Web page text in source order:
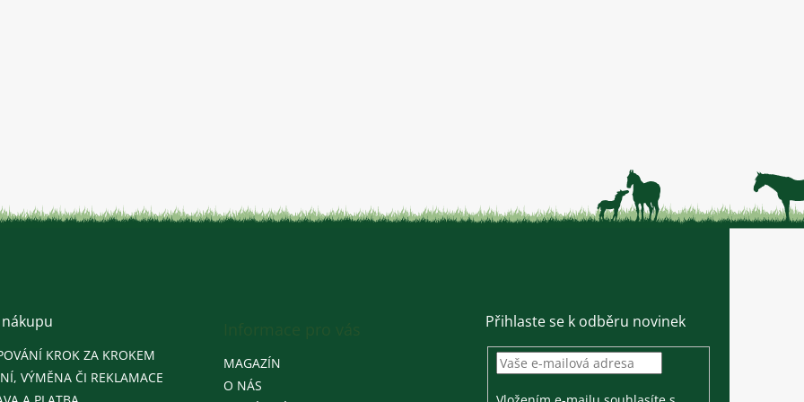
KROK ZA KROKEM
VÝMĚNA ČI REKLAMACE
MAGAZÍN
O NÁS
Přihlaste se k odběru novinek